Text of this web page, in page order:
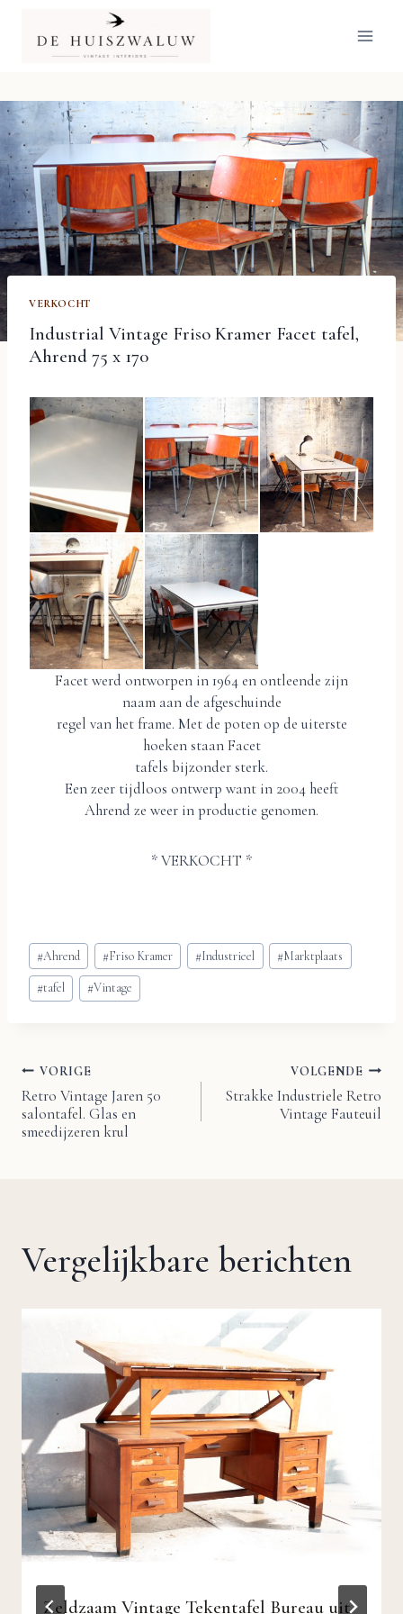
inhoud
VERKOCHT
Industrial Vintage Friso Kramer Facet tafel,
Ahrend 75 x 170
Facet werd ontworpen in 1964 en ontleende zijn
naam aan de afgeschuinde
regel van het frame. Met de poten op de uiterste
hoeken staan Facet
tafels bijzonder sterk.
Een zeer tijdloos ontwerp want in 2004 heeft
Ahrend ze weer in productie genomen.
* VERKOCHT *
Bericht
tags:
#Ahrend #Friso Kramer #Industrieel #Marktplaats
#tafel #Vintage
Bericht
navigatie
VORIGE
Retro Vintage Jaren 50
salontafel. Glas en
smeedijzeren krul
VOLGENDE
Strakke Industriele Retro
Vintage Fauteuil
Vergelijkbare berichten
Zeldzaam Vintage Tekentafel Bureau uit